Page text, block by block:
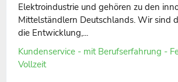
Elektroindustrie und gehören zu den
Mittelständlern Deutschlands. Wir sind
die Entwicklung,...
Kundenservice - mit Berufserfahrung -
Vollzeit